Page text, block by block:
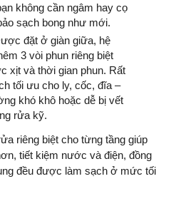
không cần ngâm hay cọ
sạch bong như mới.
đặt ở giàn giữa, hệ
3 vòi phun riêng biệt
xịt và thời gian phun. Rất
tối ưu cho ly, cốc, đĩa –
khó khô hoặc dễ bị vết
rửa kỹ.
riêng biệt cho từng tầng giúp
tiết kiệm nước và điện, đồng
đều được làm sạch ở mức tối